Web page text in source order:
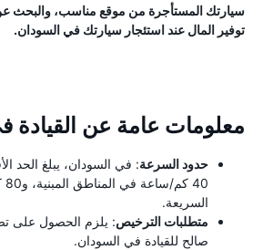
سيارتك المستأجرة من موقع مناسب، والبحث
توفير المال عند استئجار سيارتك في السودان.
معلومات عامة عن القيادة
حدود السرعة: في السودان، يبلغ الحد
السريعة.
متطلبات الترخيص: يلزم الحصول على
صالح للقيادة في السودان.